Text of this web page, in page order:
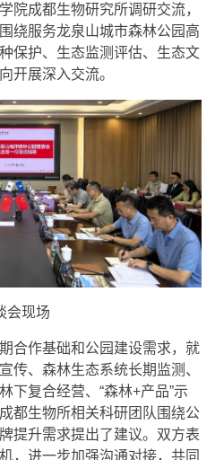
院成都生物研究所调研交流，
绕服务龙泉山城市森林公园高
保护、生态监测评估、生态文
开展深入交流。
会现场
合作基础和公园建设需求，就
传、森林生态系统长期监测、
下复合经营、“森林+产品”示
都生物所相关科研团队围绕公
提升需求提出了建议。双方表
，进一步加强沟通对接，共同